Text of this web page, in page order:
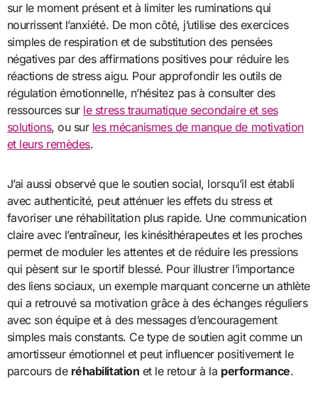
sur le moment présent et à limiter les ruminations qui
nourrissent l’anxiété. De mon côté, j’utilise des exercices
simples de respiration et de substitution des pensées
négatives par des affirmations positives pour réduire les
réactions de stress aigu. Pour approfondir les outils de
régulation émotionnelle, n’hésitez pas à consulter des
ressources sur le stress traumatique secondaire et ses
solutions, ou sur les mécanismes de manque de motivation
et leurs remèdes.
J’ai aussi observé que le soutien social, lorsqu’il est établi
avec authenticité, peut atténuer les effets du stress et
favoriser une réhabilitation plus rapide. Une communication
claire avec l’entraîneur, les kinésithérapeutes et les proches
permet de moduler les attentes et de réduire les pressions
qui pèsent sur le sportif blessé. Pour illustrer l’importance
des liens sociaux, un exemple marquant concerne un athlète
qui a retrouvé sa motivation grâce à des échanges réguliers
avec son équipe et à des messages d’encouragement
simples mais constants. Ce type de soutien agit comme un
amortisseur émotionnel et peut influencer positivement le
parcours de réhabilitation et le retour à la performance.